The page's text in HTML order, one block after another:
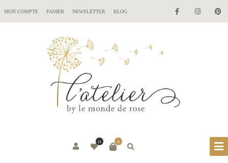
MON COMPTE PANIER NEWSLETTER BLOG
0
0